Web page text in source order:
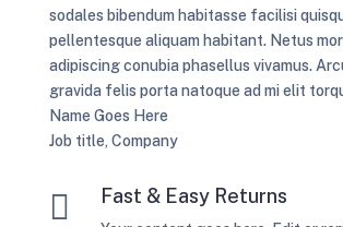
sodales bibendum habitasse facilisi
pellentesque aliquam habitant. Netus
adipiscing conubia phasellus vivamus.
gravida felis porta natoque ad mi elit
Name Goes Here
Job title, Company
 Fast & Easy Returns